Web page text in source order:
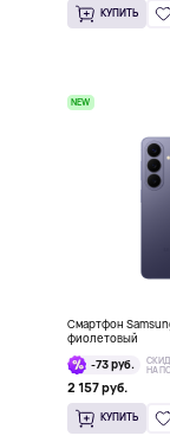
КУПИТЬ
NEW
Смартфон
фиолетовый
-73 руб.
НА
2 157 руб.
КУПИТЬ